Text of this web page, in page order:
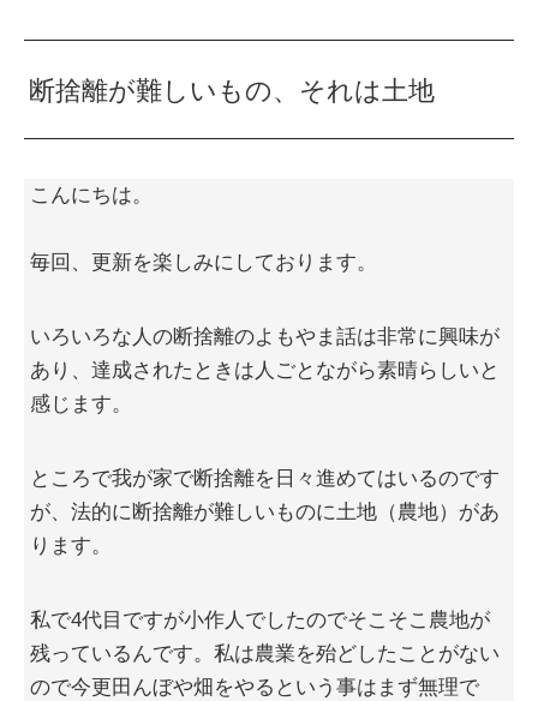
断捨離が難しいもの、それは土地
こんにちは。
毎回、更新を楽しみにしております。
いろいろな人の断捨離のよもやま話は非常に興味が
あり、達成されたときは人ごとながら素晴らしいと
感じます。
ところで我が家で断捨離を日々進めてはいるのです
が、法的に断捨離が難しいものに土地（農地）があ
ります。
私で4代目ですが小作人でしたのでそこそこ農地が
残っているんです。私は農業を殆どしたことがない
ので今更田んぼや畑をやるという事はまず無理で